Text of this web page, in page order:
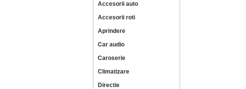
Accesorii auto
Accesorii roti
Aprindere
Car audio
Caroserie
Climatizare
Directie